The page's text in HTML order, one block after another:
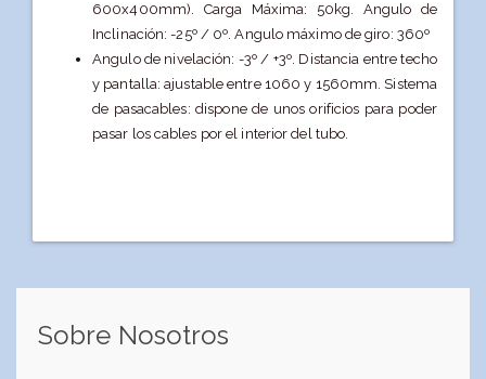
600x400mm). Carga Máxima: 50kg. Angulo de
Inclinación: -25º / 0º. Angulo máximo de giro: 360º
Angulo de nivelación: -3º / +3º. Distancia entre techo
y pantalla: ajustable entre 1060 y 1560mm. Sistema
de pasacables: dispone de unos orificios para poder
pasar los cables por el interior del tubo.
Sobre Nosotros